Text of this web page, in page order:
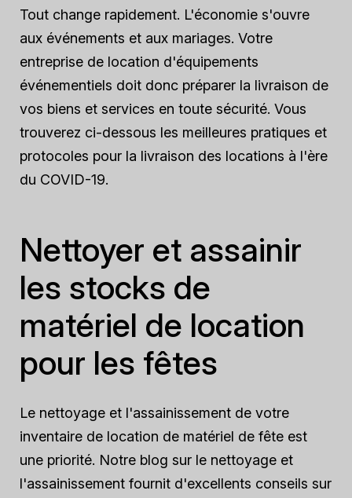
Tout change rapidement. L'économie s'ouvre
aux événements et aux mariages. Votre
entreprise de location d'équipements
événementiels doit donc préparer la livraison de
vos biens et services en toute sécurité. Vous
trouverez ci-dessous les meilleures pratiques et
protocoles pour la livraison des locations à l'ère
du COVID-19.
Nettoyer et assainir
les stocks de
matériel de location
pour les fêtes
Le nettoyage et l'assainissement de votre
inventaire de location de matériel de fête est
une priorité. Notre blog sur le nettoyage et
l'assainissement fournit d'excellents conseils sur